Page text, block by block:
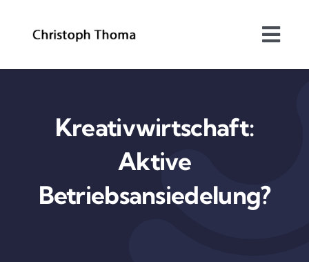
Über mich
Bundesrat
Arbeitsschwerpunkte
Kreativwirtschaft:
Aktive
Betriebsansiedelung?